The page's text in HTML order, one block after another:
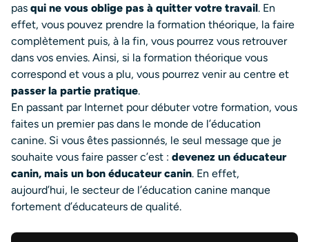
pas qui ne vous oblige pas à quitter votre travail. En
effet, vous pouvez prendre la formation théorique, la faire
complètement puis, à la fin, vous pourrez vous retrouver
dans vos envies. Ainsi, si la formation théorique vous
correspond et vous a plu, vous pourrez venir au centre et
passer la partie pratique.
En passant par Internet pour débuter votre formation, vous
faites un premier pas dans le monde de l’éducation
canine. Si vous êtes passionnés, le seul message que je
souhaite vous faire passer c’est : devenez un éducateur
canin, mais un bon éducateur canin. En effet,
aujourd’hui, le secteur de l’éducation canine manque
fortement d’éducateurs de qualité.